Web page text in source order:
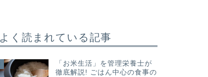
よく読まれている記事
「お米生活」を管理栄養士が
徹底解説! ごはん中心の食事の